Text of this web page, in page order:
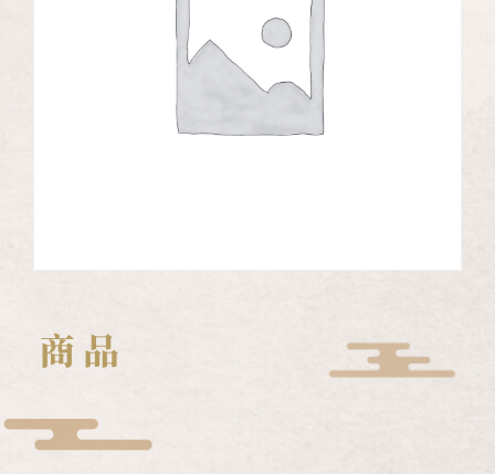
商品